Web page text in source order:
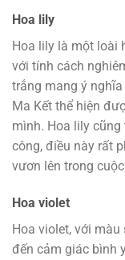
Hoa lily
Hoa lily là một loài
với tính cách
trắng mang ý
Ma Kết thể hiện
mình. Hoa lily
công, điều này rất
vươn lên trong
Hoa violet
Hoa violet, với
đến cảm giác bình